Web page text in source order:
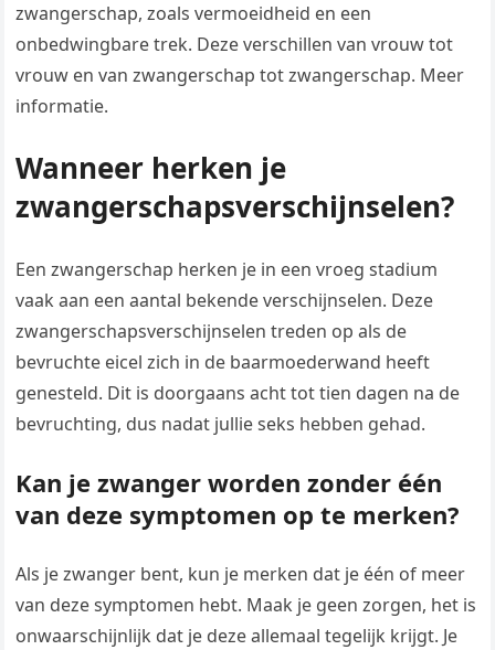
zwangerschap, zoals vermoeidheid en een
onbedwingbare trek. Deze verschillen van vrouw tot
vrouw en van zwangerschap tot zwangerschap. Meer
informatie.
Wanneer herken je
zwangerschapsverschijnselen?
Een zwangerschap herken je in een vroeg stadium
vaak aan een aantal bekende verschijnselen. Deze
zwangerschapsverschijnselen treden op als de
bevruchte eicel zich in de baarmoederwand heeft
genesteld. Dit is doorgaans acht tot tien dagen na de
bevruchting, dus nadat jullie seks hebben gehad.
Kan je zwanger worden zonder één
van deze symptomen op te merken?
Als je zwanger bent, kun je merken dat je één of meer
van deze symptomen hebt. Maak je geen zorgen, het is
onwaarschijnlijk dat je deze allemaal tegelijk krijgt. Je